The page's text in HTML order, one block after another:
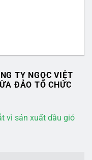
TY NGỌC VIỆT
ĐẢO TỔ CHỨC
vì sản xuất dầu gió